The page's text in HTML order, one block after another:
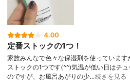
4.00
定番ストックの1つ！
家族みんなで色々な保湿剤を使っていま
ストックの1つです(^^)気温が低い日はチ
のですが、お風呂あがりの少…続きを見る